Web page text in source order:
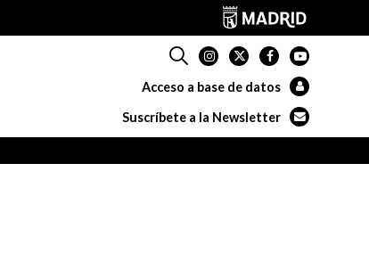
Acceso a base de datos
Suscríbete a la Newsletter